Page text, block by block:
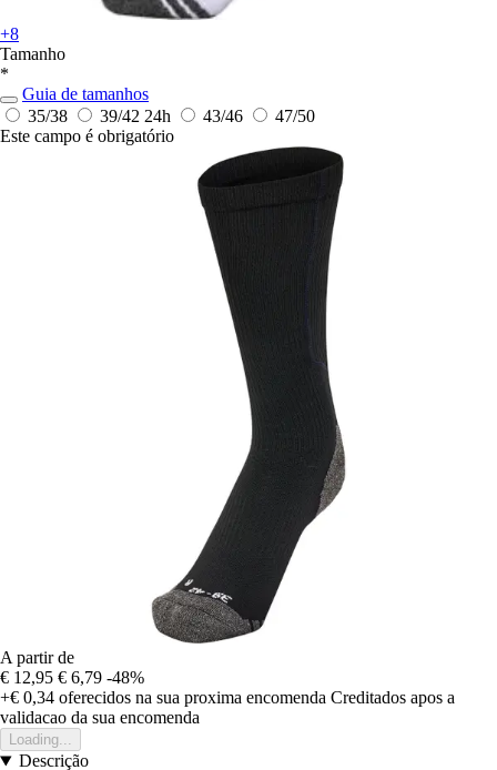
+8
Tamanho
*
Guia de tamanhos
35/38
39/42 24h 43/46
47/50
Este campo é obrigatório
A partir de
€ 12,95 € 6,79 -48%
+€ 0,34 oferecidos na sua proxima encomenda Creditados apos a
validacao da sua encomenda
Loading...
Descrição